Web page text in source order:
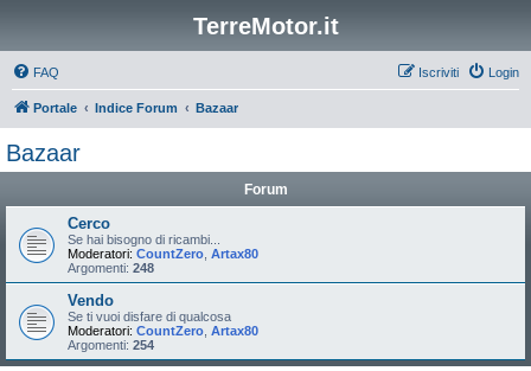
TerreMotor.it
FAQ Login
Iscriviti
Portale Indice Forum Bazaar
Bazaar
Forum
Cerco
Se hai bisogno di ricambi...
Moderatori: CountZero Artax80
Argomenti: 248
Vendo
Se ti vuoi disfare di qualcosa
Moderatori: CountZero Artax80
Argomenti: 254